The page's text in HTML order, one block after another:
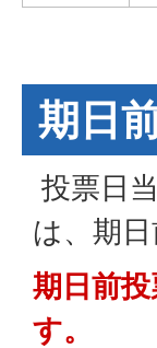
期日
投票日
は、期
期日前
す。